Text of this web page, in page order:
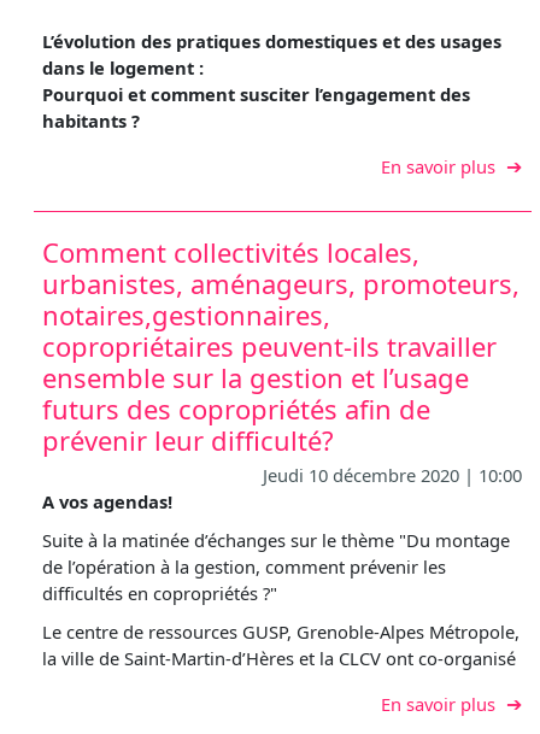
L’évolution des pratiques domestiques et des usages
dans le logement :
Pourquoi et comment susciter l’engagement des
habitants ?
En savoir plussur
Comment collectivités locales,
urbanistes, aménageurs, promoteurs,
notaires,gestionnaires,
copropriétaires peuvent-ils travailler
ensemble sur la gestion et l’usage
futurs des copropriétés afin de
prévenir leur difficulté?
Jeudi 10 décembre 2020 | 10:00
A vos agendas!
Suite à la matinée d’échanges sur le thème "Du montage
de l’opération à la gestion, comment prévenir les
difficultés en copropriétés ?"
Le centre de ressources GUSP, Grenoble-Alpes Métropole,
la ville de Saint-Martin-d’Hères et la CLCV ont co-organisé
En savoir plussur